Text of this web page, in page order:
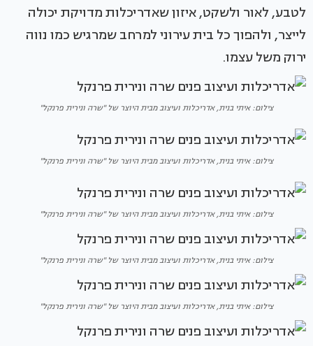
לטבע, לאור ולשקט, איזון שאדריכלות מדויקת יכולה
לייצר, ולהפוך כל בית עירוני למרחב שמרגיש כמו נווה
ירוק משל עצמו.
צילום: איתי בנית, אדריכלות ועיצוב מבית היוצר של "שרה ונירית פרנקל"
צילום: איתי בנית, אדריכלות ועיצוב מבית היוצר של "שרה ונירית פרנקל"
צילום: איתי בנית, אדריכלות ועיצוב מבית היוצר של "שרה ונירית פרנקל"
צילום: איתי בנית, אדריכלות ועיצוב מבית היוצר של "שרה ונירית פרנקל"
צילום: איתי בנית, אדריכלות ועיצוב מבית היוצר של "שרה ונירית פרנקל"